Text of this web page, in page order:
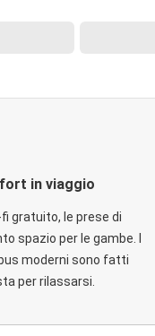
in viaggio
gratuito, le prese di
spazio per le gambe. I
moderni sono fatti
per rilassarsi.